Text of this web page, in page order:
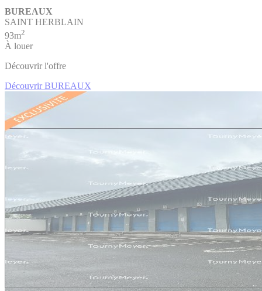
BUREAUX
SAINT HERBLAIN
93m2
À louer
Découvrir l'offre
Découvrir BUREAUX